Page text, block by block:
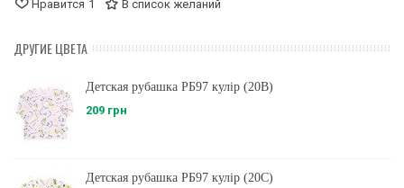
Нравится 1 В список желаний
ДРУГИЕ ЦВЕТА
Детская рубашка РБ97 кулір (20B)
209 грн
Детская рубашка РБ97 кулір (20C)